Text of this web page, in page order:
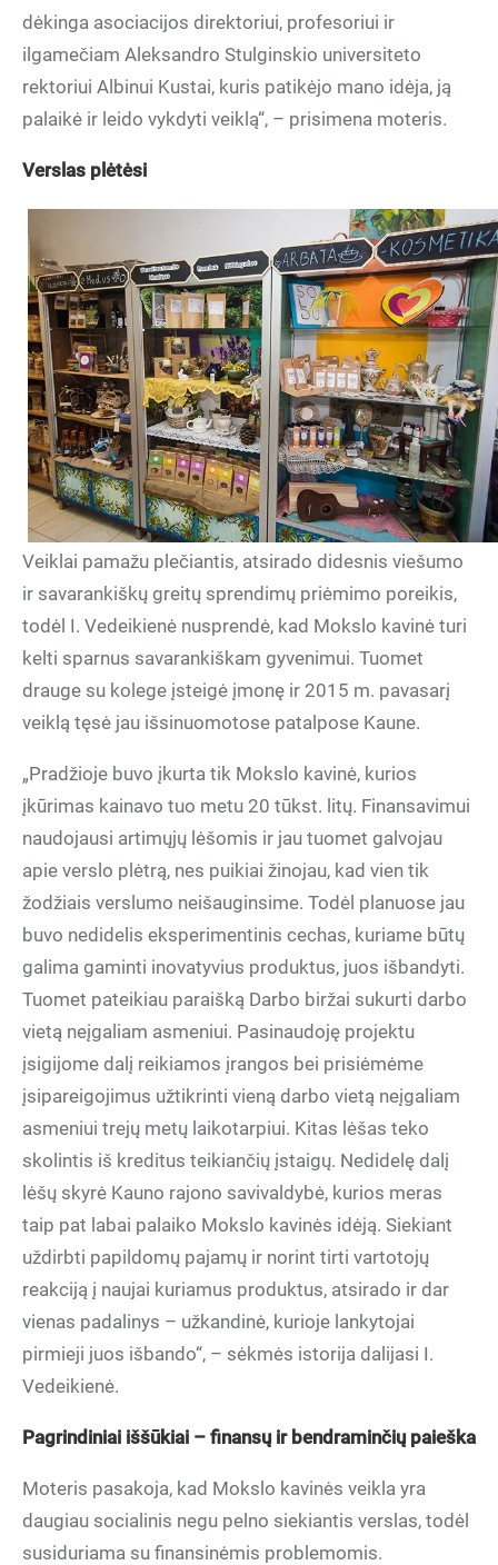
dėkinga asociacijos direktoriui, profesoriui ir
ilgamečiam Aleksandro Stulginskio universiteto
rektoriui Albinui Kustai, kuris patikėjo mano idėja, ją
palaikė ir leido vykdyti veiklą“, – prisimena moteris.
Verslas plėtėsi
Veiklai pamažu plečiantis, atsirado didesnis viešumo
ir savarankiškų greitų sprendimų priėmimo poreikis,
todėl I. Vedeikienė nusprendė, kad Mokslo kavinė turi
kelti sparnus savarankiškam gyvenimui. Tuomet
drauge su kolege įsteigė įmonę ir 2015 m. pavasarį
veiklą tęsė jau išsinuomotose patalpose Kaune.
„Pradžioje buvo įkurta tik Mokslo kavinė, kurios
įkūrimas kainavo tuo metu 20 tūkst. litų. Finansavimui
naudojausi artimųjų lėšomis ir jau tuomet galvojau
apie verslo plėtrą, nes puikiai žinojau, kad vien tik
žodžiais verslumo neišauginsime. Todėl planuose jau
buvo nedidelis eksperimentinis cechas, kuriame būtų
galima gaminti inovatyvius produktus, juos išbandyti.
Tuomet pateikiau paraišką Darbo biržai sukurti darbo
vietą neįgaliam asmeniui. Pasinaudoję projektu
įsigijome dalį reikiamos įrangos bei prisiėmėme
įsipareigojimus užtikrinti vieną darbo vietą neįgaliam
asmeniui trejų metų laikotarpiui. Kitas lėšas teko
skolintis iš kreditus teikiančių įstaigų. Nedidelę dalį
lėšų skyrė Kauno rajono savivaldybė, kurios meras
taip pat labai palaiko Mokslo kavinės idėją. Siekiant
uždirbti papildomų pajamų ir norint tirti vartotojų
reakciją į naujai kuriamus produktus, atsirado ir dar
vienas padalinys – užkandinė, kurioje lankytojai
pirmieji juos išbando“, – sėkmės istorija dalijasi I.
Vedeikienė.
Pagrindiniai iššūkiai – finansų ir bendraminčių paieška
Moteris pasakoja, kad Mokslo kavinės veikla yra
daugiau socialinis negu pelno siekiantis verslas, todėl
susiduriama su finansinėmis problemomis.